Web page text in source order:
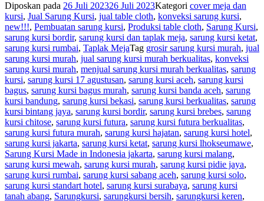
Diposkan pada 26 Juli 202326 Juli 2023Kategori cover meja dan
kursi, Jual Sarung Kursi, jual table cloth, konveksi sarung kursi,
new!!!, Pembuatan sarung kursi, Produksi table cloth, Sarung Kursi,
sarung kursi bordir, sarung kursi dan taplak meja, sarung kursi ketat,
sarung kursi rumbai, Taplak MejaTag grosir sarung kursi murah, jual
sarung kursi murah, jual sarung kursi murah berkualitas, konveksi
sarung kursi murah, menjual sarung kursi murah berkualitas, sarung
kursi, sarung kursi 17 agustusan, sarung kursi aceh, sarung kursi
bagus, sarung kursi bagus murah, sarung kursi banda aceh, sarung
kursi bandung, sarung kursi bekasi, sarung kursi berkualitas, sarung
kursi bintang jaya, sarung kursi bordir, sarung kursi brebes, sarung
kursi chitose, sarung kursi futura, sarung kursi futura berkualitas,
sarung kursi futura murah, sarung kursi hajatan, sarung kursi hotel,
sarung kursi jakarta, sarung kursi ketat, sarung kursi lhokseumawe,
Sarung Kursi Made in Indonesia jakarta, sarung kursi malang,
sarung kursi mewah, sarung kursi murah, sarung kursi pidie jaya,
sarung kursi rumbai, sarung kursi sabang aceh, sarung kursi solo,
sarung kursi standart hotel, sarung kursi surabaya, sarung kursi
tanah abang, Sarungkursi, sarungkursi bersih, sarungkursi keren,